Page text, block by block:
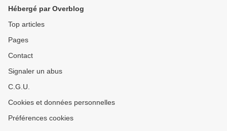
Hébergé par Overblog
Top articles
Pages
Contact
Signaler un abus
C.G.U.
Cookies et données personnelles
Préférences cookies